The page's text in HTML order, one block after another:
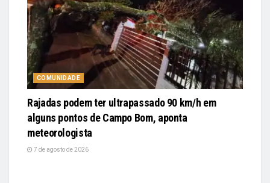
COMUNIDADE
Rajadas podem ter ultrapassado 90 km/h em
alguns pontos de Campo Bom, aponta
meteorologista
7 de agosto de 2026